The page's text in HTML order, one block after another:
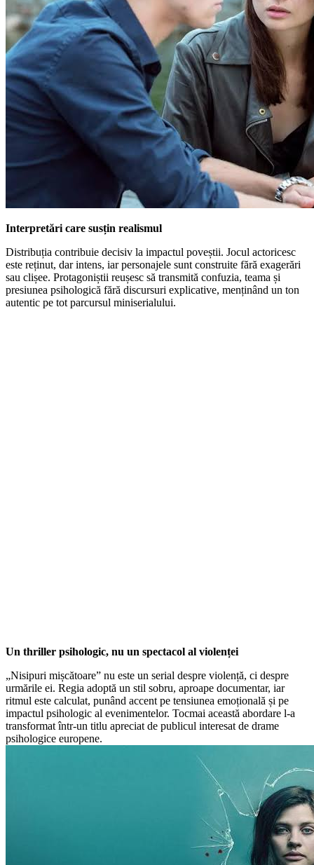
Interpretări care susțin realismul
Distribuția contribuie decisiv la impactul poveștii. Jocul actoricesc
este reținut, dar intens, iar personajele sunt construite fără exagerări
sau clișee. Protagoniștii reușesc să transmită confuzia, teama și
presiunea psihologică fără discursuri explicative, menținând un ton
autentic pe tot parcursul miniserialului.
Un thriller psihologic, nu un spectacol al violenței
„Nisipuri mișcătoare” nu este un serial despre violență, ci despre
urmările ei. Regia adoptă un stil sobru, aproape documentar, iar
ritmul este calculat, punând accent pe tensiunea emoțională și pe
impactul psihologic al evenimentelor. Tocmai această abordare l-a
transformat într-un titlu apreciat de publicul interesat de drame
psihologice europene.